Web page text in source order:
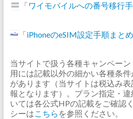
「ワイモバイルへの番号移行
「iPhoneのeSIM設定手順まとめ
当サイトで扱う各種キャンペー
用には記載以外の細かい各種条
があります（当サイトは税込み
報となります）。プラン指定・
いては各公式HPの記載をご確認
シーはこちら を参照ください。